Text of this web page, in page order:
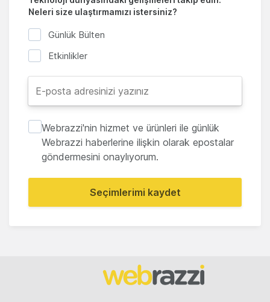
Neleri size ulaştırmamızı istersiniz?
Günlük Bülten
Etkinlikler
Webrazzi'nin hizmet ve ürünleri ile günlük
Webrazzi haberlerine ilişkin olarak epostalar
göndermesini onaylıyorum.
Seçimlerimi kaydet